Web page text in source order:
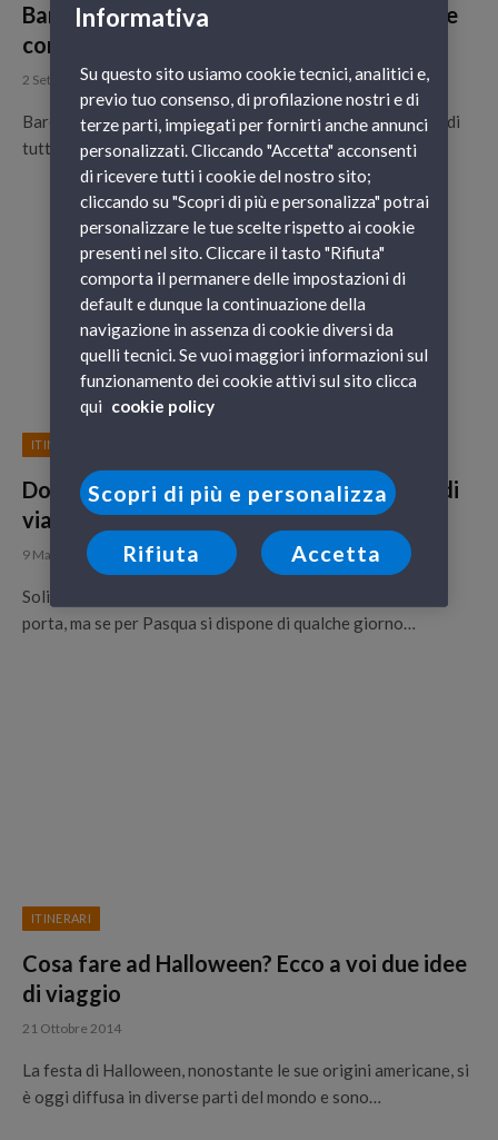
Barcellona a Settembre, cosa fare? Eventi e
consigli di viaggio
2 Settembre 2015
Barcellona è una delle capitali più folcloristiche e animate di
tutta Europa, meta perfetta per un viaggio con amici e…
ITINERARI
Dove andare a Pasquetta? Le nostre idee di
viaggio
9 Marzo 2015
Solitamente il giorno di Pasquetta è dedicato a gite fuori
porta, ma se per Pasqua si dispone di qualche giorno…
ITINERARI
Cosa fare ad Halloween? Ecco a voi due idee
di viaggio
21 Ottobre 2014
La festa di Halloween, nonostante le sue origini americane, si
è oggi diffusa in diverse parti del mondo e sono…
Informativa
Su questo sito usiamo cookie tecnici, analitici e,
previo tuo consenso, di profilazione nostri e di
terze parti, impiegati per fornirti anche annunci
personalizzati. Cliccando "Accetta" acconsenti
di ricevere tutti i cookie del nostro sito;
cliccando su "Scopri di più e personalizza" potrai
personalizzare le tue scelte rispetto ai cookie
presenti nel sito. Cliccare il tasto "Rifiuta"
comporta il permanere delle impostazioni di
default e dunque la continuazione della
navigazione in assenza di cookie diversi da
quelli tecnici. Se vuoi maggiori informazioni sul
funzionamento dei cookie attivi sul sito clicca
qui cookie policy
Scopri di più e personalizza
Rifiuta Accetta